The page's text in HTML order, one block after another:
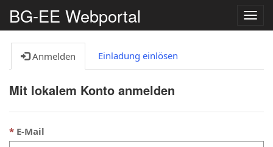
BG-EE Webportal
Anmelden Einladung einlösen
Mit lokalem Konto anmelden
E-Mail